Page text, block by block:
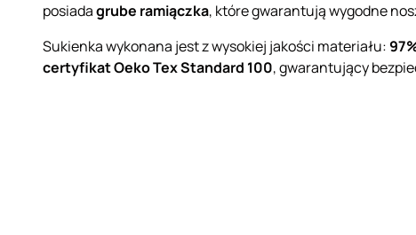
posiadagrube ramiączka, które gwarantują wygodne
Sukienka wykonana jest z wysokiej jakości materiału:
certyfikat Oeko Tex Standard 100, gwarantujący